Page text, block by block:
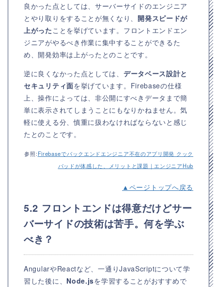
良かった点としては、サーバーサイドのエンジニア
とやり取りをすることが無くなり、 開発スピードが
上がった ことを挙げています。フロントエンドエン
ジニアがやるべき作業に集中することができるた
め、開発効率は上がったとのことです。
逆に良くなかった点としては、 データベース設計と
セキュリティ面を挙げています。Firebaseの仕様
上、操作によっては、非公開にすべきデータまで簡
単に表示されてしまうことにもなりかねません。気
軽に使える分、慎重に扱わなければならないと感じ
たとのことです。
参照:Firebaseでバックエンドエンジニア不在のアプリ開発 クック
パッドが体感した、メリットと課題｜エンジニアHub
▲ページトップへ戻る
5.2 フロントエンドは得意だけどサー
バーサイドの技術は苦手。何を学ぶ
べき？
AngularやReactなど、一通りJavaScriptについて学
習した後に、 Node.jsを学習することがおすすめで